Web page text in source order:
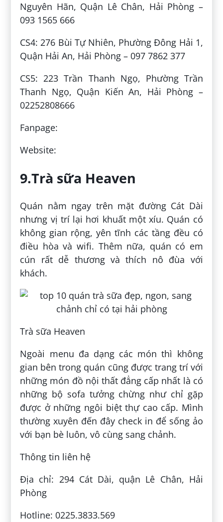
Nguyên Hãn, Quận Lê Chân, Hải Phòng –
093 1565 666
CS4: 276 Bùi Tự Nhiên, Phường Đông Hải 1,
Quận Hải An, Hải Phòng – 097 7862 377
CS5: 223 Trần Thanh Ngọ, Phường Trần
Thanh Ngọ, Quận Kiến An, Hải Phòng –
02252808666
Fanpage:
Website:
9.Trà sữa Heaven
Quán nằm ngay trên mặt đường Cát Dài
nhưng vị trí lại hơi khuất một xíu. Quán có
không gian rộng, yên tĩnh các tầng đều có
điều hòa và wifi. Thêm nữa, quán có em
cún rất dễ thương và thích nô đùa với
khách.
Trà sữa Heaven
Ngoài menu đa dạng các món thì không
gian bên trong quán cũng được trang trí với
những món đồ nội thất đẳng cấp nhất là có
những bộ sofa tưởng chừng như chỉ gặp
được ở những ngôi biệt thự cao cấp. Mình
thường xuyên đến đây check in để sống ảo
với bạn bè luôn, vô cùng sang chảnh.
Thông tin liên hệ
Địa chỉ: 294 Cát Dài, quận Lê Chân, Hải
Phòng
Hotline: 0225.3833.569